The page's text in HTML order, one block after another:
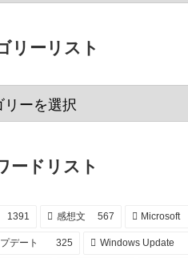
リーリスト
ードリスト
1391 感想文 567 Microsoft
デート 325 Windows Update